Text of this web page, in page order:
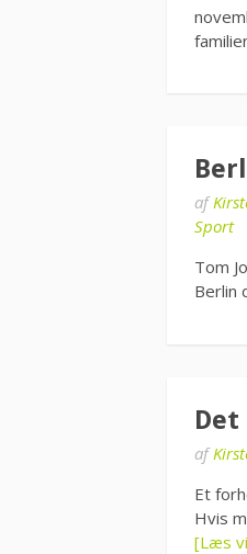
af
Sport
Tom
Berlin
Det
af
Et
Hvis
[Læs